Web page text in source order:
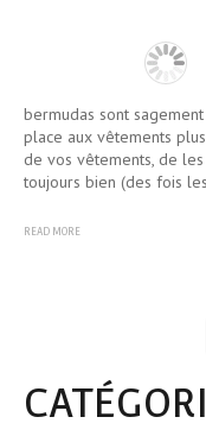
bermudas sont
place aux vêtements
de vos vêtements, de
toujours bien (des fois
READ MORE